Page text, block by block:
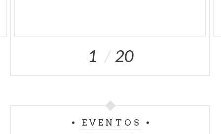
1 20
EVENTOS